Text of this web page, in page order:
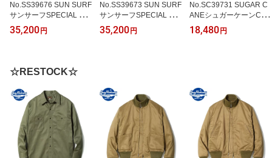
No.SS39676 SUN SURF
サンサーフSPECIAL EDI
TION“442nd”
35,200 円
No.SS39673 SUN SURF
サンサーフSPECIAL EDI
TION“GAUGUIN WOOD
CUT MYSTIC”
35,200 円
No.SC39731 SUGAR C
ANEシュガーケーンCHA
MBRAY WORK SHIRTwit
h CHAIN EMBROIDERE
18,480 円
☆RESTOCK☆